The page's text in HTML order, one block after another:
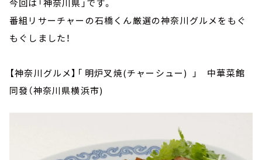
今回は「神奈川県」です。
番組リサーチャーの石橋くん厳選の神奈川グルメをもぐ
もぐしました！
【神奈川グルメ】「 明炉叉焼(チャーシュー) 」 中華菜館
同發（神奈川県横浜市)